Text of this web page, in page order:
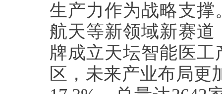
生产力作为战略支
航天等新领域新赛
牌成立天坛智能医
区，未来产业布局更